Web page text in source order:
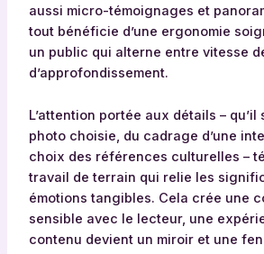
aussi micro-témoignages et
tout bénéficie d’une ergonomie
un public qui alterne entre vitesse
d’approfondissement.
L’attention portée aux détails – qu’il
photo choisie, du cadrage d’une
choix des références culturelles –
travail de terrain qui relie les
émotions tangibles. Cela crée une
sensible avec le lecteur, une
contenu devient un miroir et une